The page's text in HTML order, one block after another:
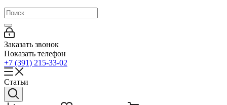
Заказать звонок
Показать телефон
+7 (391) 215-33-02
Статьи